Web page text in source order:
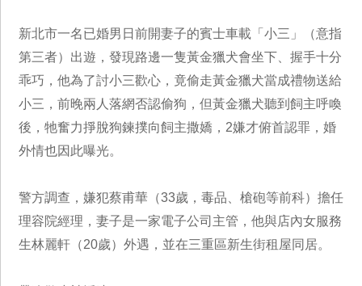
新北市一名已婚男日前開妻子的賓士車載「小三」（意指
第三者）出遊，發現路邊一隻黃金獵犬會坐下、握手十分
乖巧，他為了討小三歡心，竟偷走黃金獵犬當成禮物送給
小三，前晚兩人落網否認偷狗，但黃金獵犬聽到飼主呼喚
後，牠奮力掙脫狗鍊撲向飼主撒嬌，2嫌才俯首認罪，婚
外情也因此曝光。
警方調查，嫌犯蔡甫華（33歲，毒品、槍砲等前科）擔任
理容院經理，妻子是一家電子公司主管，他與店內女服務
生林麗軒（20歲）外遇，並在三重區新生街租屋同居。